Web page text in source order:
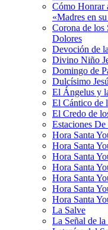
Cómo Honrar
«Madres en
Corona de los
Dolores
Devoción de
Divino Niño
Domingo de
Dulcísimo
El Ángelus y
El Cántico de
El Credo de
Estaciones
Hora Santa
Hora Santa
Hora Santa
Hora Santa
Hora Santa
Hora Santa
Hora Santa
La Salve
La Señal de